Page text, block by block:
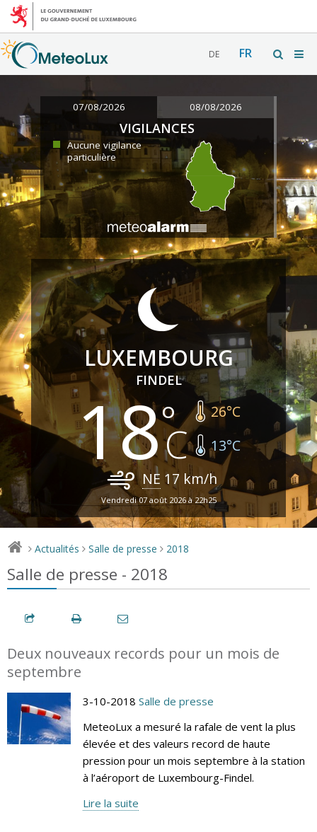
DE FR
07/08/2026 08/08/2026
VIGILANCES
Aucune vigilance
particulière
LUXEMBOURG
FINDEL
18 26°C
13°C
NE 17 km/h
Vendredi 07 août 2026 à 22h25
> Actualités > Salle de presse > 2018
Salle de presse - 2018
Deux nouveaux records pour un mois de
septembre
3-10-2018 Salle de presse
MeteoLux a mesuré la rafale de vent la plus
élevée et des valeurs record de haute
pression pour un mois septembre à la station
à l’aéroport de Luxembourg-Findel.
Lire la suite